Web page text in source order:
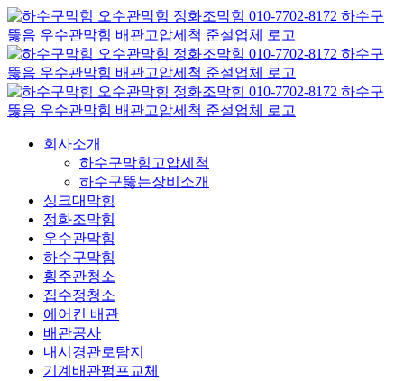
콘
텐
츠
로
건
너
회사소개
하수구막힘고압세척
하수구뚫는장비소개
싱크대막힘
정화조막힘
우수관막힘
하수구막힘
횡주관청소
집수정청소
에어컨 배관
배관공사
내시경관로탐지
기계배관펌프교체